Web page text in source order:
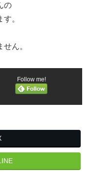
の
。
ん。
Follow me!